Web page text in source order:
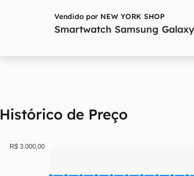
Vendido por NEW YORK SHOP
Smartwatch Samsung
Histórico de Preço
R$ 3.000,00